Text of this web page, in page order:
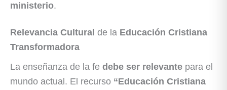
ministerio.
Relevancia Cultural de la Educación Cristiana
Transformadora
La enseñanza de la fe debe ser relevante para el
mundo actual. El recurso “Educación Cristiana